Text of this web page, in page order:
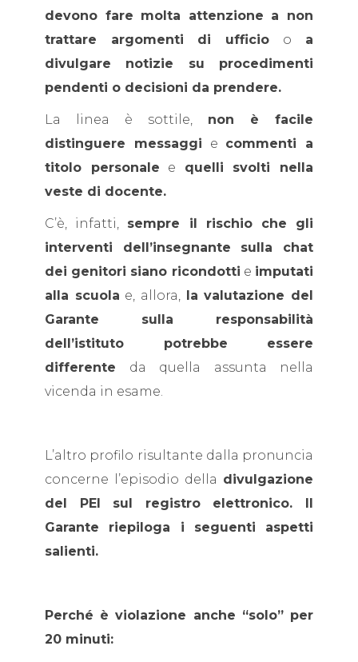
devono fare molta attenzione a non
trattare argomenti di ufficio o a
divulgare notizie su procedimenti
pendenti o decisioni da prendere.
La linea è sottile, non è facile
distinguere messaggi e commenti a
titolo personale e quelli svolti nella
veste di docente.
C’è, infatti, sempre il rischio che gli
interventi dell’insegnante sulla chat
dei genitori siano ricondotti e imputati
alla scuola e, allora, la valutazione del
Garante sulla responsabilità
dell’istituto potrebbe essere
differente da quella assunta nella
vicenda in esame.
L’altro profilo risultante dalla pronuncia
concerne l’episodio della divulgazione
del PEI sul registro elettronico. Il
Garante riepiloga i seguenti aspetti
salienti.
Perché è violazione anche “solo” per
20 minuti: